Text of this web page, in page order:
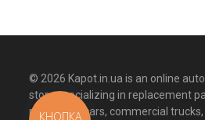
© 2026 Kapot.in.ua is an online
store specializing in replacement
passenger cars, commercial
КНОПКА